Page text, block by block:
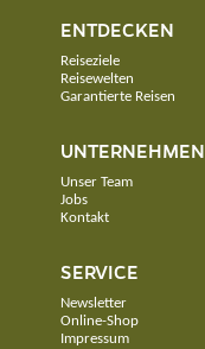
ENTDECKEN
Reiseziele
Reisewelten
Garantierte Reisen
UNTERNEHMEN
Unser Team
Jobs
Kontakt
SERVICE
Newsletter
Online-Shop
Impressum